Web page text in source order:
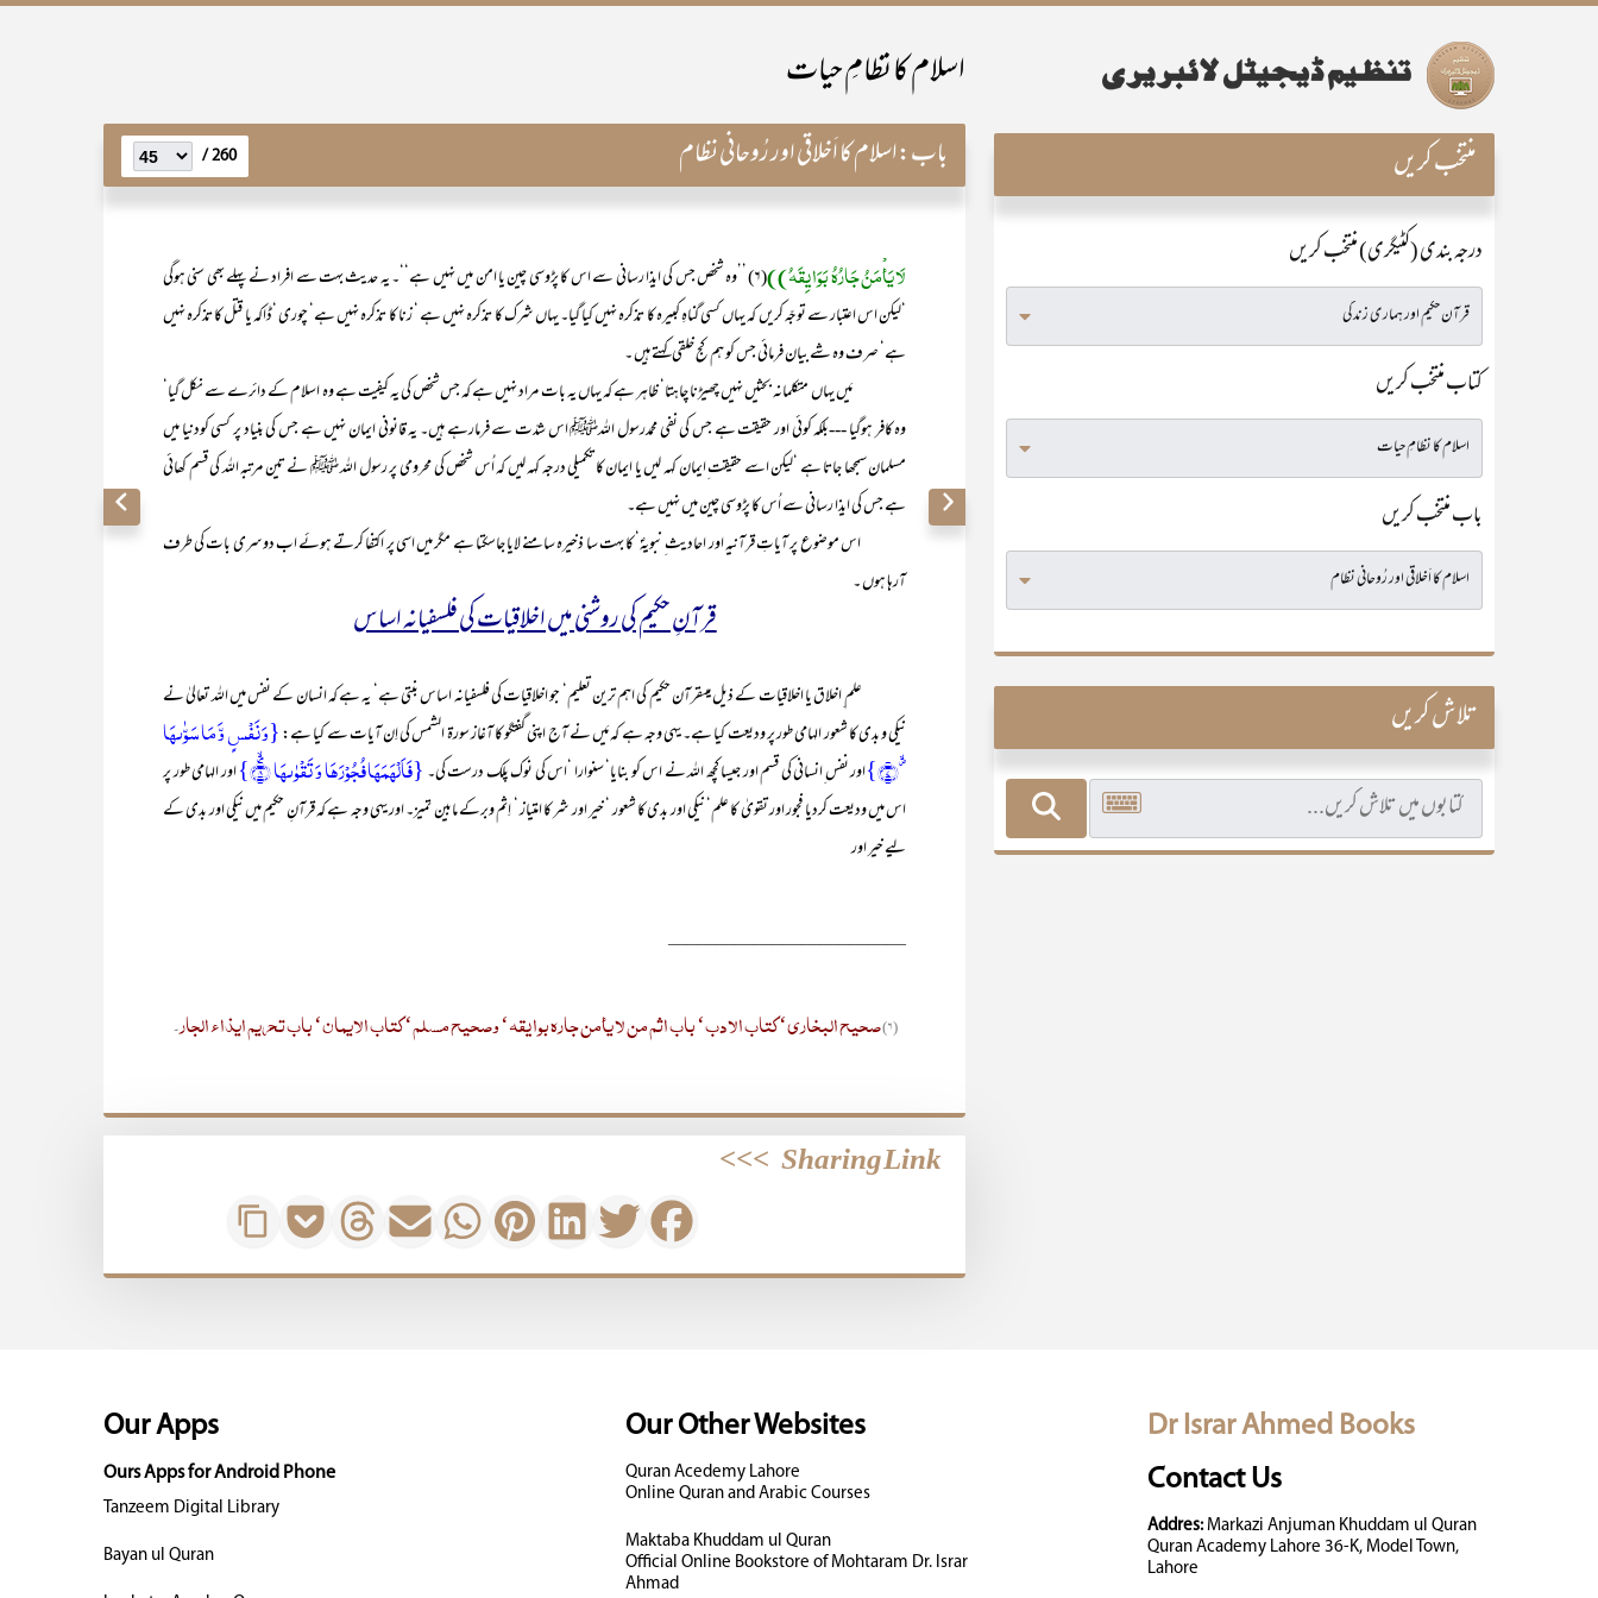
اسلام کا نظامِ حیات
باب:اسلام کا اَخلاقی اور رُوحانی نظام 260 /
لَا یَأْمَنُ جَارُہُ بَوَایِقَہُ)) (۶) ’’وہ شخص جس کی ایذا رسانی سے اس کا پڑوسی چین یا امن میں نہیں ہے‘‘۔ یہ حدیث بہت سے افراد نے پہلے بھی سنی ہوگی
‘لیکن اس اعتبار سے توجّہ کریں کہ یہاں کسی گناہِ کبیرہ کا تذکرہ نہیں کیا گیا۔ یہاں شرک کا تذکرہ نہیں ہے ‘ زنا کا تذکرہ نہیں ہے‘ چوری ‘ڈاکہ یا قتل کا تذکرہ نہیں
ہے‘ صرف وہ شے بیان فرمائی جس کو ہم کج خلقی کہتے ہیں ۔
مَیں یہاں متکلمانہ بحثیں نہیں چھیڑنا چاہتا‘ ظاہر ہے کہ یہاں یہ بات مراد نہیں ہے کہ جس شخص کی یہ کیفیت ہے وہ اسلام کے دائرے سے نکل گیا‘
وہ کافر ہوگیا ---بلکہ کوئی اور حقیقت ہے جس کی نفی محمدرسول اللہﷺ اس شدّت سے فرمارہے ہیں۔ یہ قانونی ایمان نہیں ہے جس کی بنیاد پر کسی کودنیا میں
مسلمان سمجھا جاتا ہے ‘لیکن اسے حقیقت ِایمان کہہ لیں یا ایمان کا تکمیلی درجہ کہہ لیں کہ اُس شخص کی محرومی پر رسول اللہ ﷺ نے تین مرتبہ اللہ کی قسم کھائی
ہے جس کی ایذا رسانی سے اُس کا پڑوسی چین میں نہیں ہے۔
اس موضوع پر آیاتِ قرآنیہ اور احادیث ِنبویہؐ‘ کا بہت سا ذخیرہ سامنے لایا جاسکتا ہے مگر میں اسی پر اکتفا کرتے ہوئے اب دوسری بات کی طرف
آرہا ہوں ۔
قرآنِ حکیم کی روشنی میں اخلاقیات کی فلسفیانہ اساس
علم ِاخلاق یا اخلاقیات کے ذیل میںقرآن حکیم کی اہم ترین تعلیم‘ جو اخلاقیات کی فلسفیانہ اساس بنتی ہے‘ یہ ہے کہ انسان کے نفس میں اللہ تعالیٰ نے
نیکی و بدی کا شعور الہامی طور پر ودیعت کیا ہے۔ یہی وجہ ہے کہ مَیں نے آج اپنی گفتگو کا آغاز سورۃ الشمس کی اِن آیات سے کیا ہے:{وَ نَفۡسٍ وَّ مَا سَوّٰىہَا
۪ۙ﴿۷﴾}
اور نفس ِانسانی کی قسم اور جیسا کچھ اللہ نے اس کو بنایا‘ سنوارا ‘اس کی نوک پلک درست کی۔{فَاَلۡہَمَہَا فُجُوۡرَہَا وَ تَقۡوٰىہَا ۪ۙ﴿۸﴾}
اور الہامی طور پر
اس میں ودیعت کردیا فجور اور تقویٰ کا علم‘ نیکی اور بدی کا شعور ‘ خیر اور شر کا امتیاز ‘ اِثم وبرکے مابین تمیز۔ اور یہی وجہ ہے کہ قرآنِ حکیم میں نیکی اور بدی کے
لیے خیر اور
_________________________
(۶) صحیح البخاری‘ کتاب الادب‘ باب اثم من لا یأمن جارہ بوایقہ‘ وصحیح مسلم‘ کتاب الایمان‘ باب تحریم ایذاء الجار۔
Sharing Link
>>>
منتخب کریں
درجہ بندی (کٹیگری) منتخب کریں
کتاب منتخب کریں
باب منتخب کریں
تلاش کریں
Dr Israr Ahmed Books
Contact Us
Addres:Markazi Anjuman Khuddam ul Quran
Quran Academy Lahore 36-K, Model Town,
Lahore
Our Other Websites
Quran Acedemy Lahore
Online Quran and Arabic Courses
Maktaba Khuddam ul Quran
Official Online Bookstore of Mohtaram Dr. Israr
Ahmad
Our Apps
Ours Apps for Android Phone
Tanzeem Digital Library
Bayan ul Quran